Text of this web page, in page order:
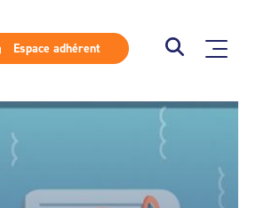
Espace adhérent